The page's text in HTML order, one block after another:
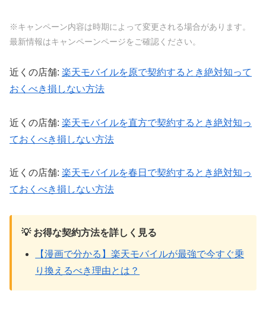
※キャンペーン内容は時期によって変更される場合があります。
最新情報はキャンペーンページをご確認ください。
近くの店舗: 楽天モバイルを原で契約するとき絶対知って
おくべき損しない方法
近くの店舗: 楽天モバイルを直方で契約するとき絶対知っ
ておくべき損しない方法
近くの店舗: 楽天モバイルを春日で契約するとき絶対知っ
ておくべき損しない方法
💡 お得な契約方法を詳しく見る
【漫画で分かる】楽天モバイルが最強で今すぐ乗
り換えるべき理由とは？